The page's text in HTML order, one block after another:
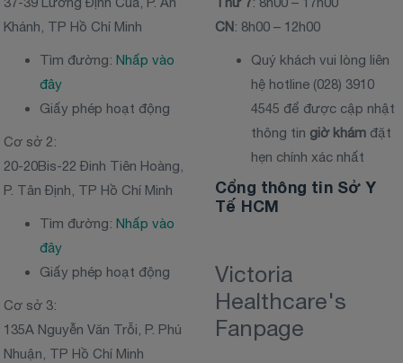
Khánh, TP Hồ Chí Minh
Tìm đường:Nhấp vào
đây
Giấy phép hoạt động
Cơ sở 2:
20-20Bis-22 Đinh Tiên Hoàng,
P. Tân Định, TP Hồ Chí Minh
Tìm đường:Nhấp vào
đây
Giấy phép hoạt động
Cơ sở 3:
135A Nguyễn Văn Trỗi, P. Phú
Nhuận, TP Hồ Chí Minh
CN: 8h00 – 12h00
Quý khách vui lòng liên
hệ hotline (028) 3910
4545 để được cập nhật
thông tin giờ khám đặt
hẹn chính xác nhất
Cổng thông tin Sở Y
Tế HCM
Victoria
Healthcare's
Fanpage